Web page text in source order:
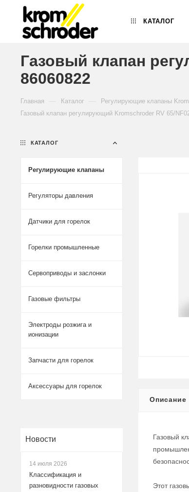
КАТАЛОГ
Газовый клапан
86060822
Главная Каталог Регулирующие клапаны
Газовый клапан регулирующий Kromschroder RV 65/
Описание
Газовый
Этот
КАТАЛОГ
Регулирующие клапаны
Регуляторы давления
Датчики для горелок
Горелки промышленные
Сервоприводы и заслонки
Газовые фильтры
Электроды розжига и
ионизации
Запчасти для горелок
Аксессуары для горелок
Новости
14 июля 2026
Классификация и
разновидности газовых